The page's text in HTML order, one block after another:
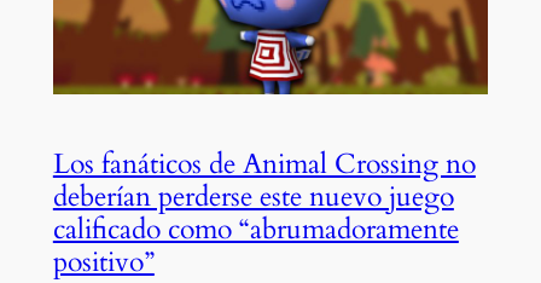
Los fanáticos de Animal Crossing no
deberían perderse este nuevo juego
calificado como “abrumadoramente
positivo”